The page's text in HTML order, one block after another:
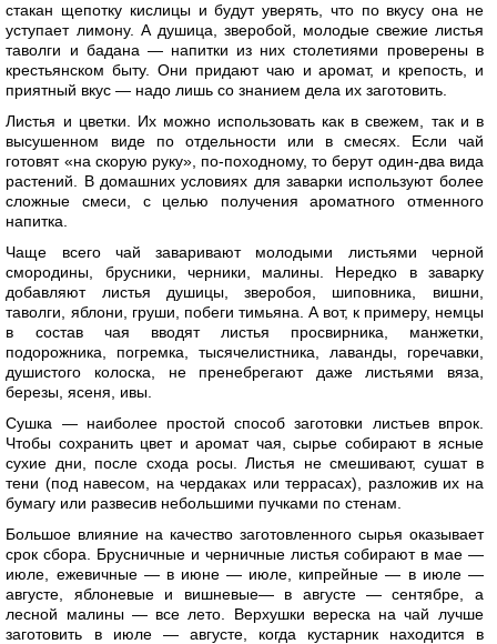
стакан щепотку кислицы и будут уверять, что по вкусу она не
уступает лимону. А душица, зверобой, молодые свежие листья
таволги и бадана — напитки из них столетиями проверены в
крестьянском быту. Они придают чаю и аромат, и крепость, и
приятный вкус — надо лишь со знанием дела их заготовить.
Листья и цветки. Их можно использовать как в свежем, так и в
высушенном виде по отдельности или в смесях. Если чай
готовят «на скорую руку», по-походному, то берут один-два вида
растений. В домашних условиях для заварки используют более
сложные смеси, с целью получения ароматного отменного
напитка.
Чаще всего чай заваривают молодыми листьями черной
смородины, брусники, черники, малины. Нередко в заварку
добавляют листья душицы, зверобоя, шиповника, вишни,
таволги, яблони, груши, побеги тимьяна. А вот, к примеру, немцы
в состав чая вводят листья просвирника, манжетки,
подорожника, погремка, тысячелистника, лаванды, горечавки,
душистого колоска, не пренебрегают даже листьями вяза,
березы, ясеня, ивы.
Сушка — наиболее простой способ заготовки листьев впрок.
Чтобы сохранить цвет и аромат чая, сырье собирают в ясные
сухие дни, после схода росы. Листья не смешивают, сушат в
тени (под навесом, на чердаках или террасах), разложив их на
бумагу или развесив небольшими пучками по стенам.
Большое влияние на качество заготовленного сырья оказывает
срок сбора. Брусничные и черничные листья собирают в мае —
июле, ежевичные — в июне — июле, кипрейные — в июле —
августе, яблоневые и вишневые— в августе — сентябре, а
лесной малины — все лето. Верхушки вереска на чай лучше
заготовить в июле — августе, когда кустарник находится в